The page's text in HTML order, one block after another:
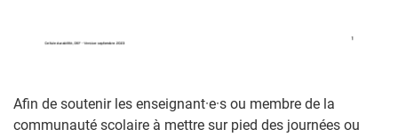
Afin de soutenir les enseignant·e·s ou membre de la
communauté scolaire à mettre sur pied des journées ou